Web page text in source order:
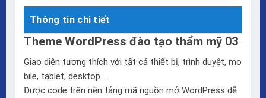
Thông tin chi tiết
Theme WordPress đào tạo thẩm mỹ 03
Giao diện tương thích với tất cả thiết bị, trình duyệt, mo
bile, tablet, desktop…
Được code trên nền tảng mã nguồn mở WordPress dễ